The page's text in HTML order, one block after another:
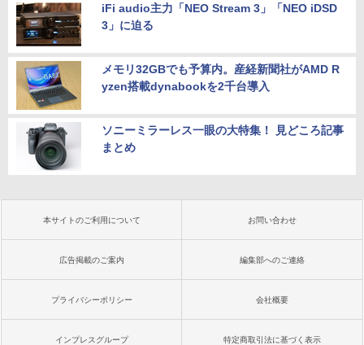
iFi audio主力「NEO Stream 3」「NEO iDSD
3」に迫る
メモリ32GBでも予算内。産経新聞社がAMD R
yzen搭載dynabookを2千台導入
ソニーミラーレス一眼の大特集！ 見どころ記事
まとめ
本サイトのご利用について お問い合わせ
広告掲載のご案内 編集部へのご連絡
プライバシーポリシー 会社概要
インプレスグループ 特定商取引法に基づく表示